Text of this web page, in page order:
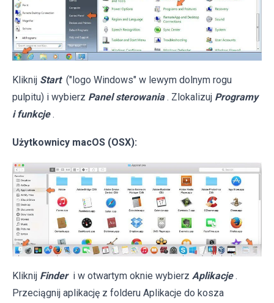
Kliknij Start ("logo Windows" w lewym dolnym rogu
pulpitu) i wybierz Panel sterowania . Zlokalizuj Programy
i funkcje .
Użytkownicy macOS (OSX):
Kliknij Finder i w otwartym oknie wybierz Aplikacje .
Przeciągnij aplikację z folderu Aplikacje do kosza